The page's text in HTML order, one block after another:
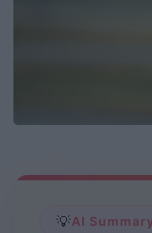
💡AI Summary